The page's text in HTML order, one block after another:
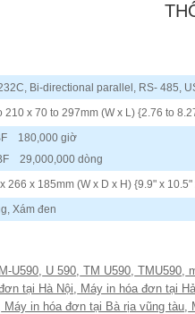
Bi-directional parallel, RS- 485,
210 x 70 to 297mm (W x L) {2.76 to
180,000 giờ
29,000,000 dòng
266 x 185mm (W x D x H) {9.9" x 10.5"
Xám đen
U590, U 590, TM U590, TMU590,
tại Hà Nội, Máy in hóa đơn tại
Máy in hóa đơn tại Bà rịa vũng tàu,